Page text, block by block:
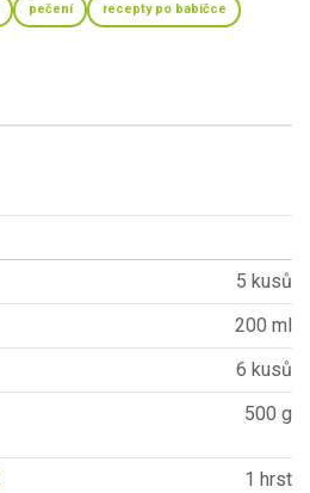
pečení recepty po babičce
5 kusů
200 ml
6 kusů
500 g
1 hrst